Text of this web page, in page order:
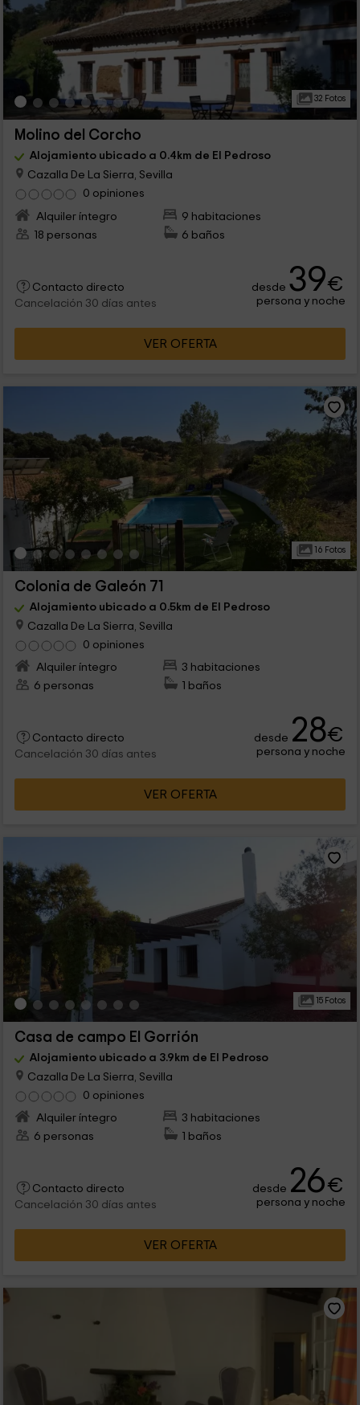
32 Fotos
Molino del Corcho
Alojamiento ubicado a 0.4km de El Pedroso
Cazalla De La Sierra, Sevilla
0 opiniones
Alquiler íntegro
9 habitaciones
18 personas
6 baños
Contacto directo
Cancelación 30 días antes
desde 39€
persona y noche
VER OFERTA
16 Fotos
Colonia de Galeón 71
Alojamiento ubicado a 0.5km de El Pedroso
Cazalla De La Sierra, Sevilla
0 opiniones
Alquiler íntegro
3 habitaciones
6 personas
1 baños
Contacto directo
Cancelación 30 días antes
desde 28€
persona y noche
VER OFERTA
15 Fotos
Casa de campo El Gorrión
Alojamiento ubicado a 3.9km de El Pedroso
Cazalla De La Sierra, Sevilla
0 opiniones
Alquiler íntegro
3 habitaciones
6 personas
1 baños
Contacto directo
Cancelación 30 días antes
desde 26€
persona y noche
VER OFERTA